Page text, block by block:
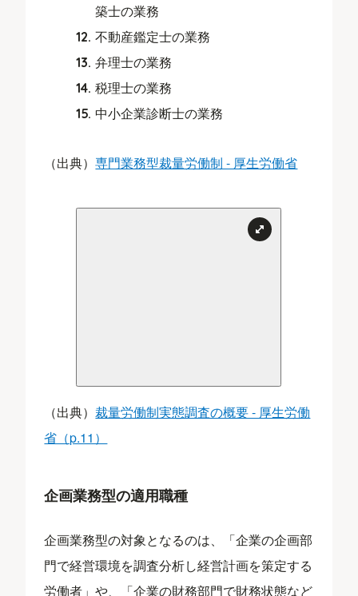
築士の業務
不動産鑑定士の業務
弁理士の業務
税理士の業務
中小企業診断士の業務
（出典）専門業務型裁量労働制 - 厚生労働省
（出典）裁量労働制実態調査の概要 - 厚生労働
省（p.11）
企画業務型の適用職種
企画業務型の対象となるのは、「企業の企画部
門で経営環境を調査分析し経営計画を策定する
労働者」や、「企業の財務部門で財務状態など